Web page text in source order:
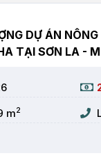
DỰ ÁN
TẠI SƠN LA -
m2